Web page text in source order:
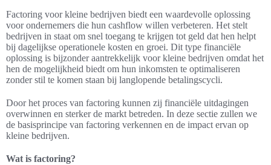
Factoring voor kleine bedrijven biedt een waardevolle oplossing
voor ondernemers die hun cashflow willen verbeteren. Het stelt
bedrijven in staat om snel toegang te krijgen tot geld dat hen helpt
bij dagelijkse operationele kosten en groei. Dit type financiële
oplossing is bijzonder aantrekkelijk voor kleine bedrijven omdat het
hen de mogelijkheid biedt om hun inkomsten te optimaliseren
zonder stil te komen staan bij langlopende betalingscycli.
Door het proces van factoring kunnen zij financiële uitdagingen
overwinnen en sterker de markt betreden. In deze sectie zullen we
de basisprincipe van factoring verkennen en de impact ervan op
kleine bedrijven.
Wat is factoring?